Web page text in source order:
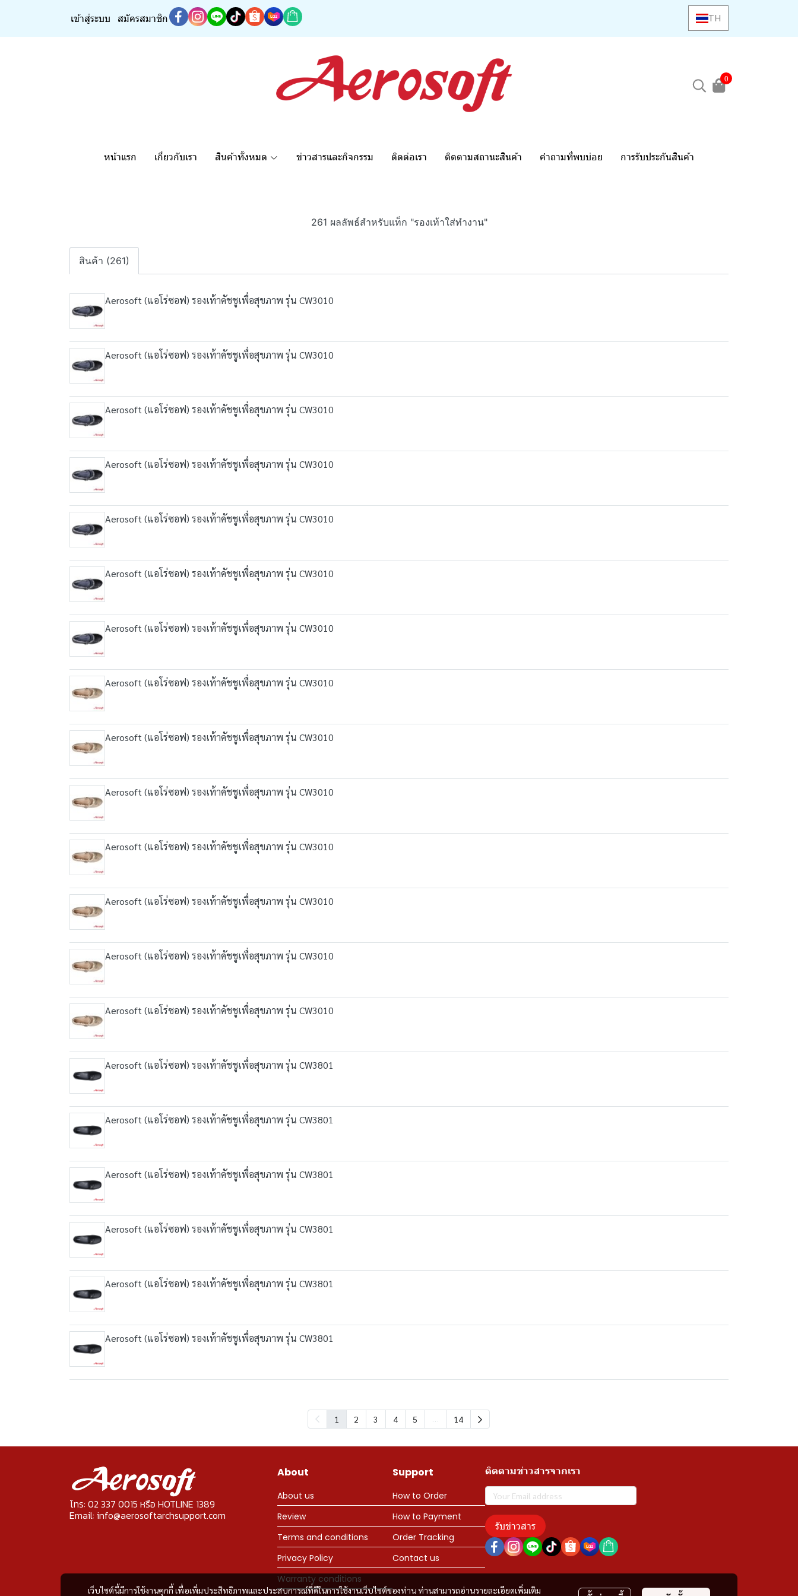
เข้าสู่ระบบ สมัครสมาชิก TH
0
หน้าแรก เกี่ยวกับเรา สินค้าทั้งหมด ข่าวสารและกิจกรรม ติดต่อเรา ติดตามสถานะสินค้า คำถามที่พบบ่อย การรับประกันสินค้า
261 ผลลัพธ์สำหรับแท็ก "รองเท้าใส่ทำงาน"
สินค้า (261)
Aerosoft (แอโร่ซอฟ) รองเท้าคัชชูเพื่อสุขภาพ รุ่น CW3010
Aerosoft (แอโร่ซอฟ) รองเท้าคัชชูเพื่อสุขภาพ รุ่น CW3010
Aerosoft (แอโร่ซอฟ) รองเท้าคัชชูเพื่อสุขภาพ รุ่น CW3010
Aerosoft (แอโร่ซอฟ) รองเท้าคัชชูเพื่อสุขภาพ รุ่น CW3010
Aerosoft (แอโร่ซอฟ) รองเท้าคัชชูเพื่อสุขภาพ รุ่น CW3010
Aerosoft (แอโร่ซอฟ) รองเท้าคัชชูเพื่อสุขภาพ รุ่น CW3010
Aerosoft (แอโร่ซอฟ) รองเท้าคัชชูเพื่อสุขภาพ รุ่น CW3010
Aerosoft (แอโร่ซอฟ) รองเท้าคัชชูเพื่อสุขภาพ รุ่น CW3010
Aerosoft (แอโร่ซอฟ) รองเท้าคัชชูเพื่อสุขภาพ รุ่น CW3010
Aerosoft (แอโร่ซอฟ) รองเท้าคัชชูเพื่อสุขภาพ รุ่น CW3010
Aerosoft (แอโร่ซอฟ) รองเท้าคัชชูเพื่อสุขภาพ รุ่น CW3010
Aerosoft (แอโร่ซอฟ) รองเท้าคัชชูเพื่อสุขภาพ รุ่น CW3010
Aerosoft (แอโร่ซอฟ) รองเท้าคัชชูเพื่อสุขภาพ รุ่น CW3010
Aerosoft (แอโร่ซอฟ) รองเท้าคัชชูเพื่อสุขภาพ รุ่น CW3010
Aerosoft (แอโร่ซอฟ) รองเท้าคัชชูเพื่อสุขภาพ รุ่น CW3801
Aerosoft (แอโร่ซอฟ) รองเท้าคัชชูเพื่อสุขภาพ รุ่น CW3801
Aerosoft (แอโร่ซอฟ) รองเท้าคัชชูเพื่อสุขภาพ รุ่น CW3801
Aerosoft (แอโร่ซอฟ) รองเท้าคัชชูเพื่อสุขภาพ รุ่น CW3801
Aerosoft (แอโร่ซอฟ) รองเท้าคัชชูเพื่อสุขภาพ รุ่น CW3801
Aerosoft (แอโร่ซอฟ) รองเท้าคัชชูเพื่อสุขภาพ รุ่น CW3801
1 2 3 4 5 14
เว็บไซต์นี้มีการใช้งานคุกกี้ เพื่อเพิ่มประสิทธิภาพและประสบการณ์ที่ดีในการใช้งานเว็บไซต์ของท่าน ท่านสามารถอ่านรายละเอียดเพิ่มเติม
โทร: 02 337 0015 หรือ HOTLINE 1389
Email: info@aerosoftarchsupport.com
About
About us
Review
Terms and conditions
Privacy Policy
Warranty conditions
Support
How to Order
How to Payment
Order Tracking
Contact us
ติดตามข่าวสารจากเรา
รับข่าวสาร